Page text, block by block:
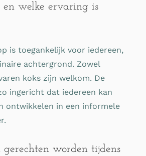
en welke ervaring is
is toegankelijk voor iedereen,
achtergrond. Zowel
koks zijn welkom. De
ingericht dat iedereen kan
ontwikkelen in een informele
gerechten worden tijdens